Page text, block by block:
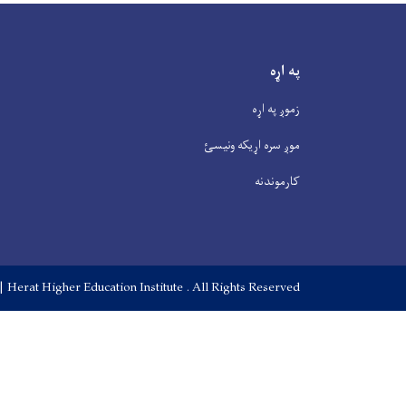
په اړه
زموږ په اړه
موږ سره اړیکه ونیسئ
کارموندنه
Herat Higher Education Institute . All Rights Reserved